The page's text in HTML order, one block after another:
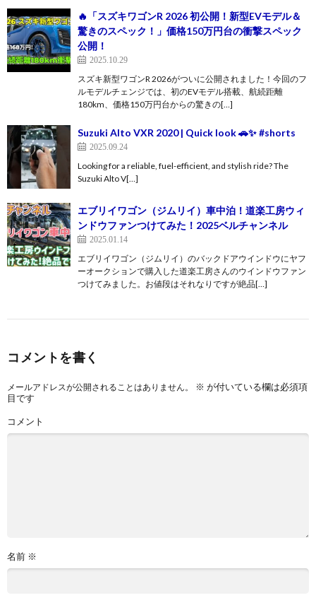
🔥「スズキワゴンR 2026 初公開！新型EVモデル＆
驚きのスペック！」価格150万円台の衝撃スペック
公開！
2025.10.29
スズキ新型ワゴンR 2026がついに公開されました！今回のフ
ルモデルチェンジでは、初のEVモデル搭載、航続距離
180km、価格150万円台からの驚きの[…]
Suzuki Alto VXR 2020 | Quick look 🚗✨ #shorts
2025.09.24
Looking for a reliable, fuel-efficient, and stylish ride? The
Suzuki Alto V[…]
エブリイワゴン（ジムリイ）車中泊！道楽工房ウィ
ンドウファンつけてみた！2025ベルチャンネル
2025.01.14
エブリイワゴン（ジムリイ）のバックドアウインドウにヤフ
ーオークションで購入した道楽工房さんのウインドウファン
つけてみました。お値段はそれなりですが絶品[…]
コメントを書く
メールアドレスが公開されることはありません。 ※ が付いている欄は必須項
目です
コメント
名前 ※